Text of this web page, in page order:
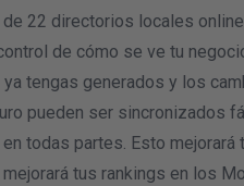
22 directorios locales
de cómo se ve tu
tengas generados y los
pueden ser sincronizados
todas partes. Esto
mejorará tus rankings en los